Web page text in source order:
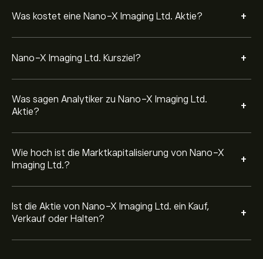
Was kostet eine Nano-X Imaging Ltd. Aktie? +
Nano-X Imaging Ltd. Kursziel? +
Was sagen Analytiker zu Nano-X Imaging Ltd.
Aktie?
+
Wie hoch ist die Marktkapitalisierung von Nano-X
Imaging Ltd.?
+
Ist die Aktie von Nano-X Imaging Ltd. ein Kauf,
Verkauf oder Halten?
+